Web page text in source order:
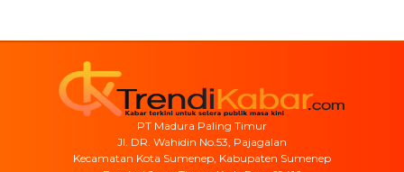
PT Madura Paling Timur
Jl. DR. Wahidin No.53, Pajagalan
Kecamatan Kota Sumenep, Kabupaten Sumenep